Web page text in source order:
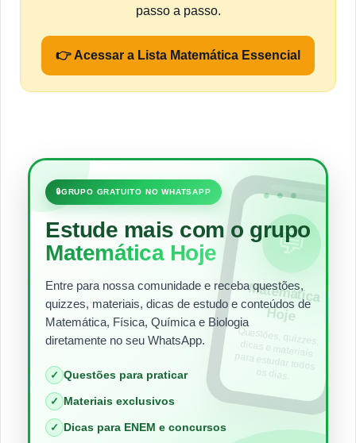
passo a passo.
👉 Acessar a Lista Matemática Essencial
•••
🔒GRUPO GRATUITO NO WHATSAPP
Estude mais com o grupo
Matemática Hoje
Entre para nossa comunidade e receba questões,
quizzes, materiais, dicas de estudo e conteúdos de
Matemática, Física, Química e Biologia
diretamente no seu WhatsApp.
✓ Questões para praticar
✓ Materiais exclusivos
✓ Dicas para ENEM e concursos
💬
Matem
ática
Hoje
Questões, quizzes,
dicas e materiais
para estudar todos
os dias.